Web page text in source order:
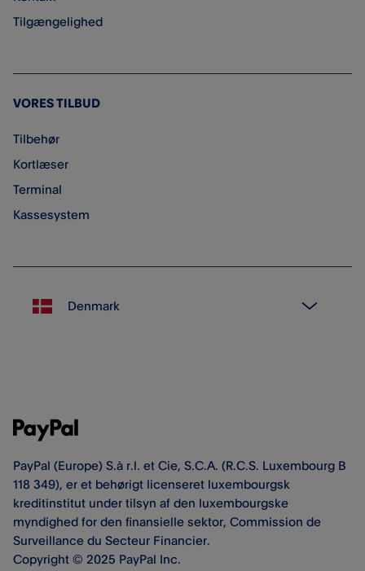
Tilgængelighed
VORES TILBUD
Tilbehør
Kortlæser
Terminal
Kassesystem
PayPal (Europe) S.à r.l. et Cie, S.C.A. (R.C.S. Luxembourg B
118 349), er et behørigt licenseret luxembourgsk
kreditinstitut under tilsyn af den luxembourgske
myndighed for den finansielle sektor, Commission de
Surveillance du Secteur Financier.
Copyright © 2025 PayPal Inc.